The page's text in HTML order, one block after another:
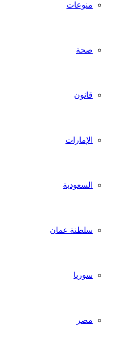
منوعات
صحة
قانون
الإمارات
السعودية
سلطنة عمان
سوريا
مصر